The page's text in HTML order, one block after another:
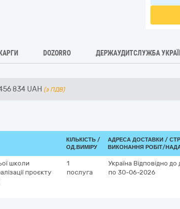
DOZORRO ДЕРЖАУДИТСЛУЖБА
834 UAH (з ПДВ)
КІЛЬКІСТЬ /
ОД.ВИМІРУ
АДРЕСА ДОСТАВКИ /
ВИКОНАННЯ РОБІТ/
школи
проєкту
1
послуга
Україна Відповідно до
по 30-06-2026